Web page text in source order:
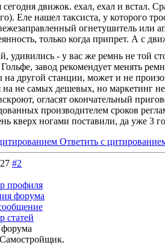
сегодня движок. ехал, ехал и встал.
Еле нашел таксиста, у которого
огнетушитель или
только когда припрет. А с
удивились - у вас же ремнь не той
Гольфе, завод рекомендует менять
на другой станции, может и не
на не самых дешевых, но маркетинг
огласят окончательный
производителем сроков
кверх ногами поставили, да уже 3
Ответить с
#2
профиля
форума
статей